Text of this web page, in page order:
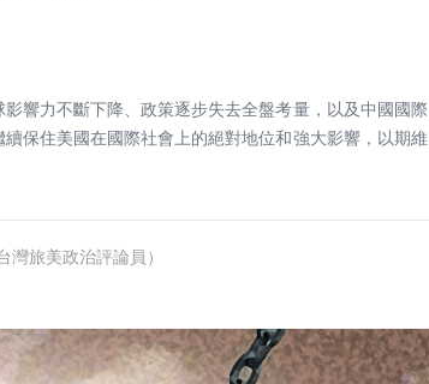
響力不斷下降、政策逐步失去全盤考量，以及中國國際
保住美國在國際社會上的絕對地位和強大影響，以期維
旅美政治評論員）